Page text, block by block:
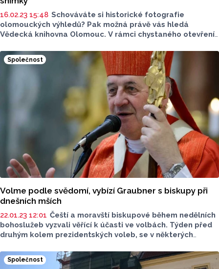
16.02.23 15:48 Schováváte si historické fotografie
olomouckých výhledů? Pak možná právě vás hledá
Vědecká knihovna Olomouc. V rámci chystaného otevření
minulost památky.
Společnost
Volme podle svědomí, vybízí Graubner s biskupy při
dnešních mších
22.01.23 12:01 Čeští a moravští biskupové během nedělních
bohoslužeb vyzvali věřící k účasti ve volbách. Týden před
druhým kolem prezidentských voleb, se v některých
Olomoucká arcidiecéze se zapojila po vzoru biskupa
Ostravsko-opavské diecéze.
Společnost